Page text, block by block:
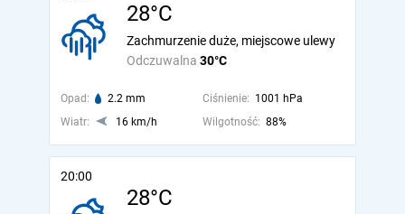
28°C
Odczuwalna 30°C
Zachmurzenie duże, miejscowe ulewy
Opad: 2.2 mm Ciśnienie: 1001 hPa
Wiatr:
16 km/h Wilgotność: 88%
20:00
28°C